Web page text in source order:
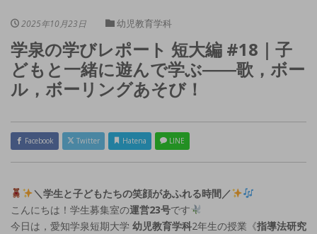
2025年10月23日 幼児教育学科
学泉の学びレポート 短大編 #18｜子
どもと一緒に遊んで学ぶ――歌，ボー
ル，ボーリングあそび！
Facebook Twitter Hatena LINE
＼学生と子どもたちの笑顔があふれる時間／
こんにちは！学生募集室の運営23号です
今日は，愛知学泉短期大学 幼児教育学科2年生の授業《指導法研究